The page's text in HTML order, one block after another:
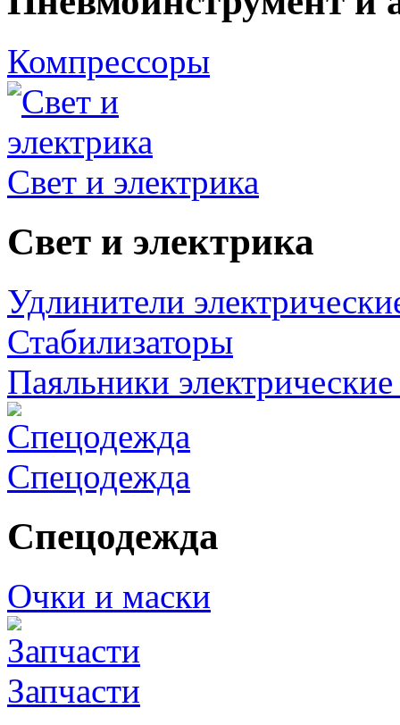
Компрессоры
Свет и электрика
Свет и электрика
Удлинители
Стабилизаторы
Паяльники
Спецодежда
Спецодежда
Очки и маски
Запчасти